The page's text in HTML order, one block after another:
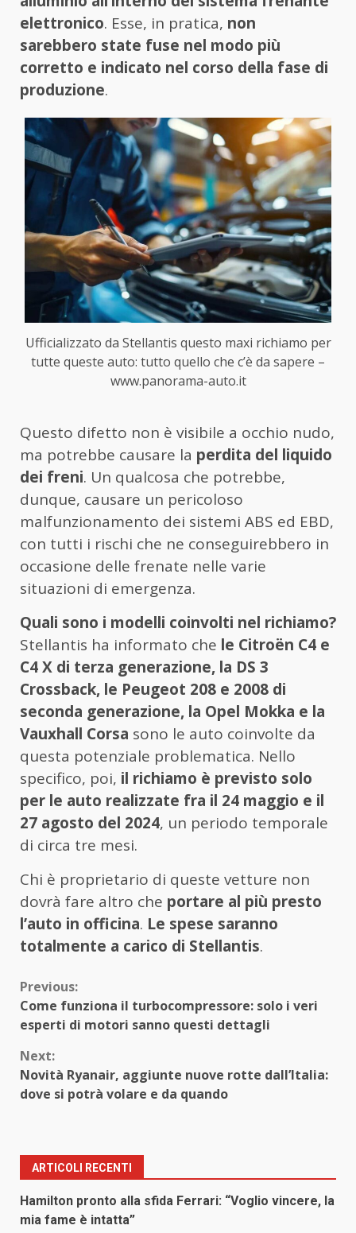
elettronico. Esse, in pratica, non
sarebbero state fuse nel modo più
corretto e indicato nel corso della fase di
produzione.
Ufficializzato da Stellantis questo maxi richiamo per
tutte queste auto: tutto quello che c’è da sapere –
www.panorama-auto.it
Questo difetto non è visibile a occhio nudo,
ma potrebbe causare la perdita del liquido
dei freni. Un qualcosa che potrebbe,
dunque, causare un pericoloso
malfunzionamento dei sistemi ABS ed EBD,
con tutti i rischi che ne conseguirebbero in
occasione delle frenate nelle varie
situazioni di emergenza.
Quali sono i modelli coinvolti nel richiamo?
Stellantis ha informato che le Citroën C4 e
C4 X di terza generazione, la DS 3
Crossback, le Peugeot 208 e 2008 di
seconda generazione, la Opel Mokka e la
Vauxhall Corsa sono le auto coinvolte da
questa potenziale problematica. Nello
specifico, poi, il richiamo è previsto solo
per le auto realizzate fra il 24 maggio e il
27 agosto del 2024, un periodo temporale
di circa tre mesi.
Chi è proprietario di queste vetture non
dovrà fare altro che portare al più presto
l’auto in officina. Le spese saranno
totalmente a carico di Stellantis.
Continue
Reading
Previous:
Come funziona il turbocompressore: solo i veri
esperti di motori sanno questi dettagli
Next:
Novità Ryanair, aggiunte nuove rotte dall’Italia:
dove si potrà volare e da quando
ARTICOLI RECENTI
Hamilton pronto alla sfida Ferrari: “Voglio vincere, la
mia fame è intatta”